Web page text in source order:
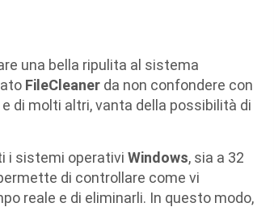
una bella ripulita al sistema
FileCleaner da non confondere con
di molti altri, vanta della possibilità di
i sistemi operativi Windows, sia a 32
di controllare come vi
reale e di eliminarli. In questo modo,